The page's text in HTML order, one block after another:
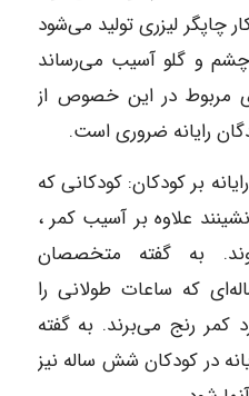
چاپگر لیزری تولید می‌شود
و گلو آسیب می‌رساند
مربوط در این خصوص از
رایانه ضروری است.
بر کودکان: کودکانی که
علاوه بر آسیب کمر ،
به گفته متخصصان
که ساعات طولانی را
کمر رنج می‌برند. به گفته
در کودکان شش ساله نیز